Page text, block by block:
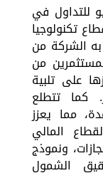
للتداول في
تكنولوجيا
الشركة من
من
على تلبية
كما تتطلع
مما يعزز
المالي
ونموذج
الشمول